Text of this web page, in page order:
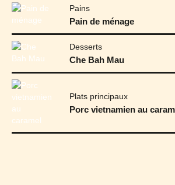
Pains
Pain de ménage
Desserts
Che Bah Mau
Plats principaux
Porc vietnamien au